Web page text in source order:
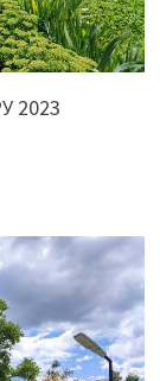
2023